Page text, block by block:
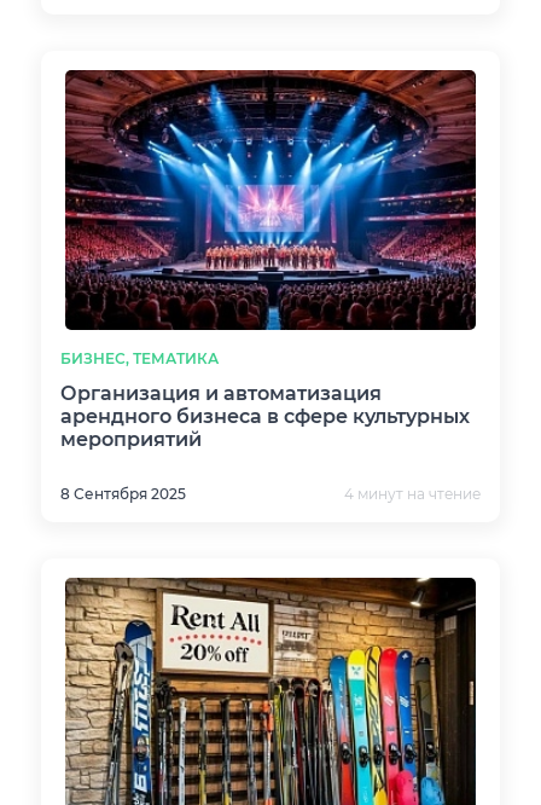
БИЗНЕС, ТЕМАТИКА
Организация и автоматизация
арендного бизнеса в сфере культурных
мероприятий
8 Сентября 2025 4 минут на чтение